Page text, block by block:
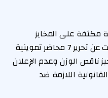
مكثفة على المخابز
البلدية والمحلات التجارية، أسفرت عن تحرير 7 محاضر تموينية
ناقص الوزن وعدم الإعلان
اللازمة ضد